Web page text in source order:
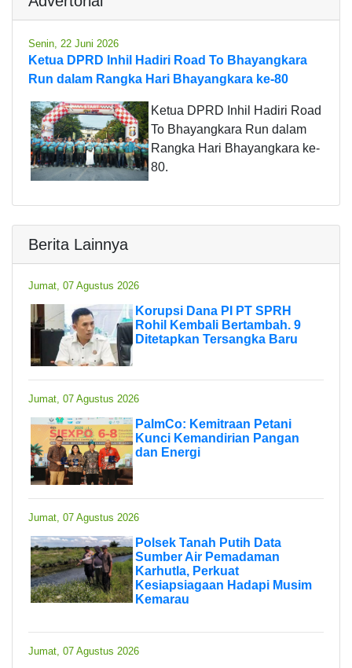
Senin, 22 Juni 2026
Ketua DPRD Inhil Hadiri Road To Bhayangkara
Run dalam Rangka Hari Bhayangkara ke-80
Ketua DPRD Inhil Hadiri Road
To Bhayangkara Run dalam
Rangka Hari Bhayangkara ke-
80.
Berita Lainnya
Jumat, 07 Agustus 2026
Korupsi Dana PI PT SPRH
Rohil Kembali Bertambah. 9
Ditetapkan Tersangka Baru
Jumat, 07 Agustus 2026
PalmCo: Kemitraan Petani
Kunci Kemandirian Pangan
dan Energi
Jumat, 07 Agustus 2026
Polsek Tanah Putih Data
Sumber Air Pemadaman
Karhutla, Perkuat
Kesiapsiagaan Hadapi Musim
Kemarau
Jumat, 07 Agustus 2026